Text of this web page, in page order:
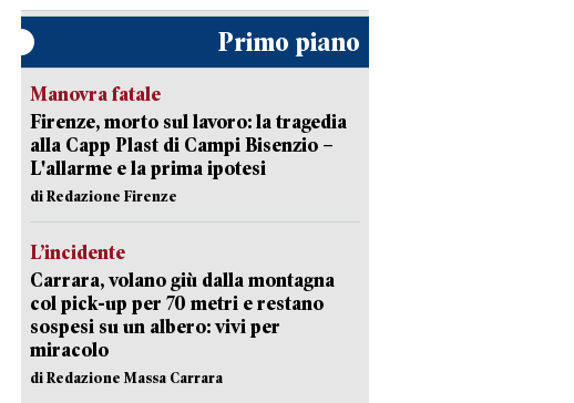
Primo piano
Manovra fatale
Firenze, morto sul lavoro: la tragedia
alla Capp Plast di Campi Bisenzio –
L'allarme e la prima ipotesi
di Redazione Firenze
L’incidente
Carrara, volano giù dalla montagna
col pick-up per 70 metri e restano
sospesi su un albero: vivi per
miracolo
di Redazione Massa Carrara